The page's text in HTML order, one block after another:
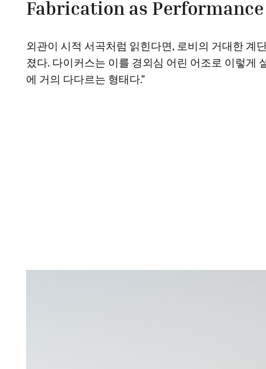
Fabrication as Performance
외관이 시적 서곡처럼 읽힌다면, 로비의 거대한 계
졌다. 다이커스는 이를 경외심 어린 어조로 이렇게
에 거의 다다르는 형태다.”